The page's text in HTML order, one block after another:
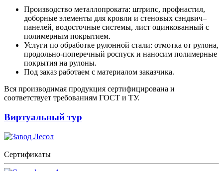
Производство металлопроката: штрипс, профнастил,
доборные элементы для кровли и стеновых сэндвич–
панелей, водосточные системы, лист оцинкованный с
полимерным покрытием.
Услуги по обработке рулонной стали: отмотка от рулона,
продольно-поперечный роспуск и наносим полимерные
покрытия на рулоны.
Под заказ работаем с материалом заказчика.
Вся производимая продукция сертифицирована и
соответствует требованиям ГОСТ и ТУ.
Виртуальный тур
Сертификаты